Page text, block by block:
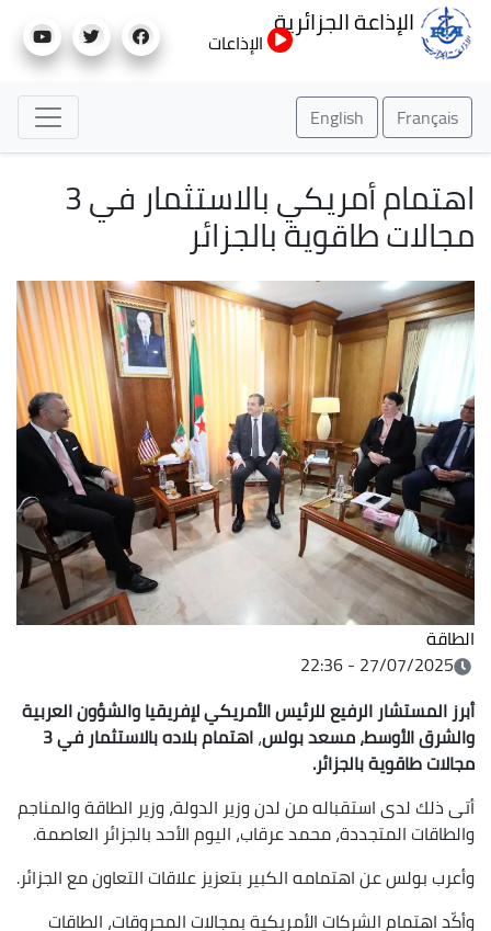
إلى
الإذاعة الجزائرية
الإذاعات
Français
English
اهتمام أمريكي بالاستثمار في 3
مجالات طاقوية بالجزائر
الطاقة
27/07/2025 - 22:36
أبرز المستشار الرفيع للرئيس الأمريكي لإفريقيا والشؤون العربية
والشرق الأوسط، مسعد بولس،
اهتمام بلاده بالاستثمار في 3
مجالات طاقوية بالجزائر.
أتى ذلك لدى استقباله من لدن وزير الدولة، وزير الطاقة والمناجم
والطاقات المتجددة، محمد عرقاب، اليوم الأحد بالجزائر العاصمة.
وأعرب بولس عن اهتمامه الكبير بتعزيز علاقات التعاون مع الجزائر.
وأكّد اهتمام الشركات الأمريكية بمجالات المحروقات، الطاقات